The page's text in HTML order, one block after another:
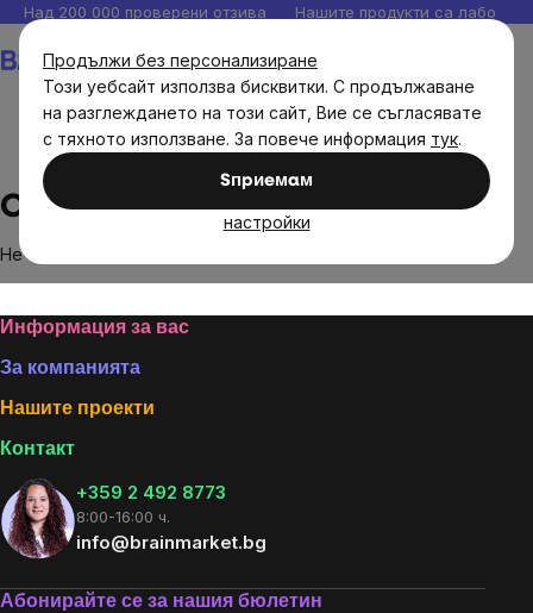
Продължи без персонализиране
Този уебсайт използва бисквитки. С продължаване
на разглеждането на този сайт, Вие се съгласявате
с тяхното използване. За повече информация тук.
Sпpиeмaм
настройки
Прескочи
към
съдържанието
Над 200 000 проверени отзива Нашите продукти са
Cleano
Не са намерени стоки на марката
Footer
Информация за вас
За компанията
Нашите проекти
Контакт
+359 2 492 8773
8:00-16:00 ч.
info@brainmarket.bg
Абонирайте се за нашия бюлетин